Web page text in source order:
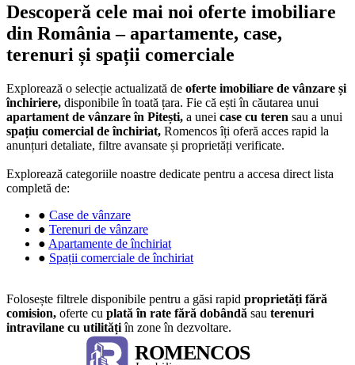
Descoperă cele mai noi oferte imobiliare
din România – apartamente, case,
terenuri și spații comerciale
Explorează o selecție actualizată de oferte imobiliare de vânzare și
închiriere, disponibile în toată țara. Fie că ești în căutarea unui
apartament de vânzare în Pitești, a unei case cu teren sau a unui
spațiu comercial de închiriat, Romencos îți oferă acces rapid la
anunțuri detaliate, filtre avansate și proprietăți verificate.
Explorează categoriile noastre dedicate pentru a accesa direct lista
completă de:
● Case de vânzare
● Terenuri de vânzare
● Apartamente de închiriat
● Spații comerciale de închiriat
Folosește filtrele disponibile pentru a găsi rapid proprietăți fără
comision, oferte cu plată în rate fără dobândă sau terenuri
intravilane cu utilitățiîn zone în dezvoltare.